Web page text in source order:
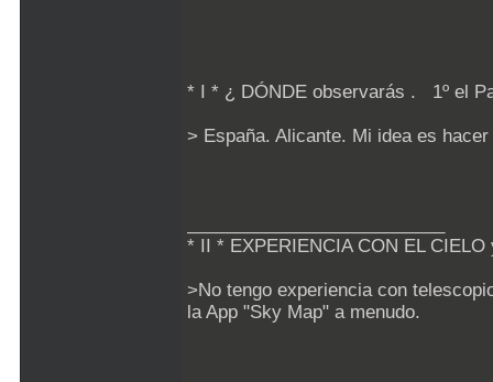
* I * ¿ DÓNDE observarás . 1º el
> España. Alicante. Mi idea es
* II * EXPERIENCIA CON EL CIELO
>No tengo experiencia con
la App "Sky Map" a menudo.